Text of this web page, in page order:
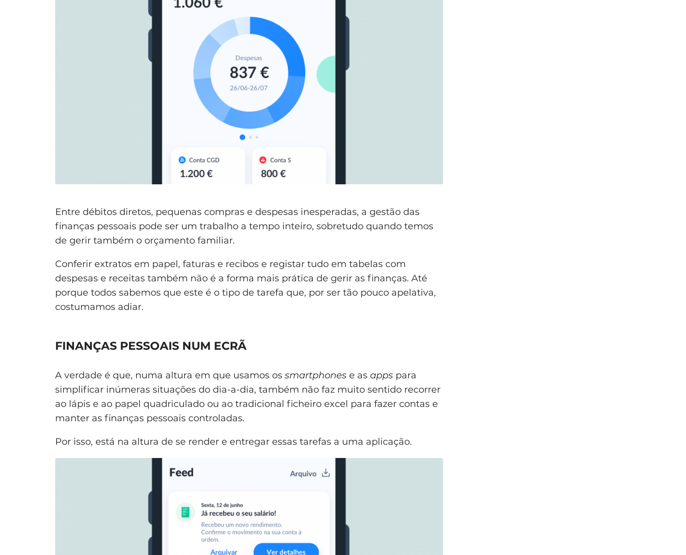
Entre débitos diretos, pequenas compras e despesas inesperadas, a gestão das
finanças pessoais pode ser um trabalho a tempo inteiro, sobretudo quando temos
de gerir também o orçamento familiar.
Conferir extratos em papel, faturas e recibos e registar tudo em tabelas com
despesas e receitas também não é a forma mais prática de gerir as finanças. Até
porque todos sabemos que este é o tipo de tarefa que, por ser tão pouco apelativa,
costumamos adiar.
FINANÇAS PESSOAIS NUM ECRÃ
A verdade é que, numa altura em que usamos os smartphones e as apps para
simplificar inúmeras situações do dia-a-dia, também não faz muito sentido recorrer
ao lápis e ao papel quadriculado ou ao tradicional ficheiro excel para fazer contas e
manter as finanças pessoais controladas.
Por isso, está na altura de se render e entregar essas tarefas a uma aplicação.